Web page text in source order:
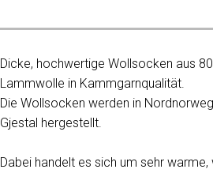
Dicke, hochwertige Wollsocken aus
Lammwolle in Kammgarnqualität.
Die Wollsocken werden in
Gjestal hergestellt.
Dabei handelt es sich um sehr